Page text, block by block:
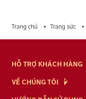
Trang chủ Trang sức
HỖ TRỢ KHÁCH HÀNG
Hỏi & Đáp
Chính Sách
VỀ CHÚNG TÔI
NTJ Flagship